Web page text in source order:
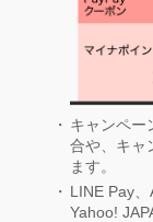
キャンペー
合や、キャ
ます。
LINE Pay
Yahoo!